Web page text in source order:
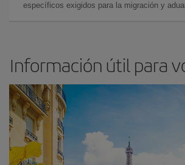
específicos exigidos para la migración y
Información útil para